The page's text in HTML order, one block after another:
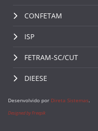
CONFETAM
ISP
FETRAM-SC/CUT
DIEESE
Desenvolvido por Direta Sistemas.
Designed by Freepik